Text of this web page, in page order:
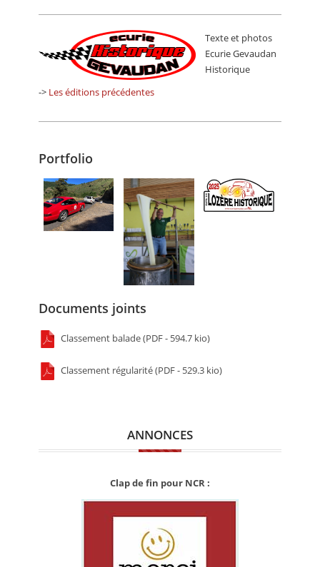
Texte et photos
Ecurie Gevaudan
Historique
-> Les éditions précédentes
Portfolio
Documents joints
Classement balade (PDF - 594.7 kio)
Classement régularité (PDF - 529.3 kio)
ANNONCES
Clap de fin pour NCR :